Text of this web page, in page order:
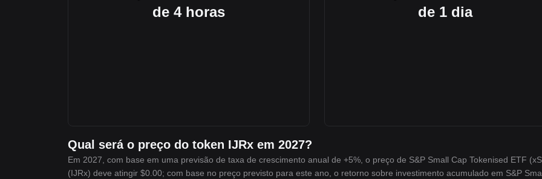
de 4 horas
de 1 dia
Qual será o preço do token IJRx em 2027?
Em 2027, com base em uma previsão de taxa de crescimento anual de +5%, o preço de S&P Small Cap Tokenised ETF
(IJRx) deve atingir $0.00; com base no preço previsto para este ano, o retorno sobre investimento acumulado em S&P